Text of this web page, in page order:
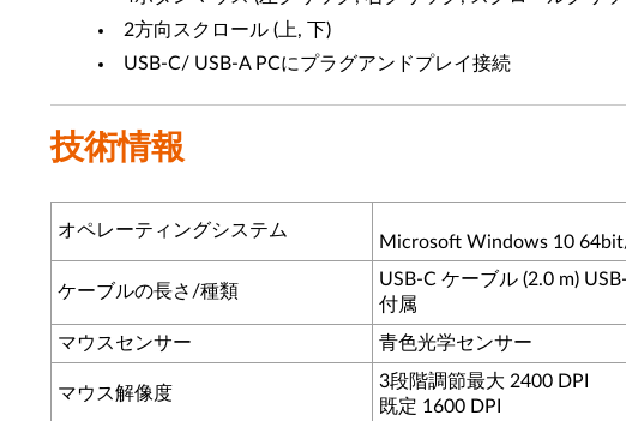
2方向スクロール (上, 下)
USB-C/ USB-A PCにプラグアンドプレイ接続
技術情報
オペレーティングシステム
Microsoft Windows 10
ケーブルの長さ/種類
USB-C ケーブル (2.0 m)
付属
マウスセンサー
青色光学センサー
マウス解像度
3段階調節最大 2400 DPI
既定 1600 DPI